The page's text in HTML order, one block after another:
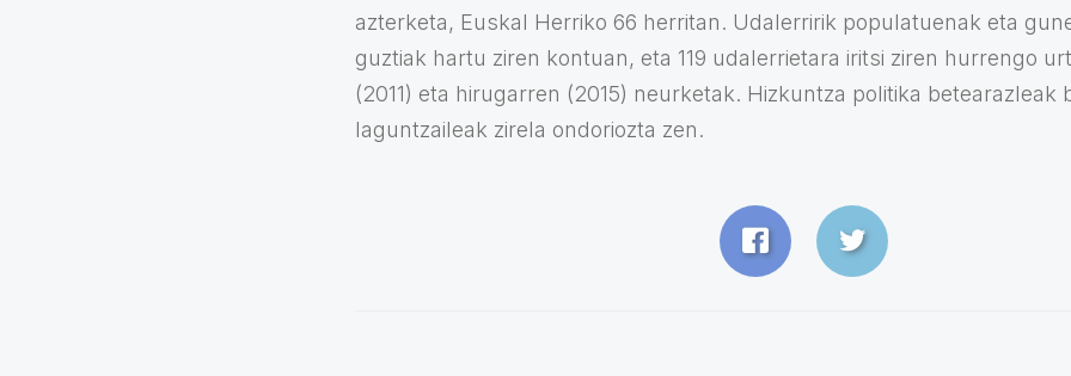
azterketa, Euskal Herriko 66 herritan. Udalerririk populatuenak eta
guztiak hartu ziren kontuan, eta 119 udalerrietara iritsi ziren hurrengo
(2011) eta hirugarren (2015) neurketak. Hizkuntza politika betearazleak
laguntzaileak zirela ondoriozta zen.